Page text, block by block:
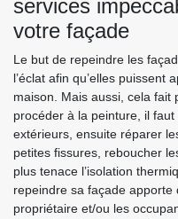
services
votre façade
Le but de repeindre les
l’éclat afin qu’elles puissent
maison. Mais aussi, cela
procéder à la peinture, il
extérieurs, ensuite réparer
petites fissures, reboucher
plus tenace l’isolation
repeindre sa façade
propriétaire et/ou les